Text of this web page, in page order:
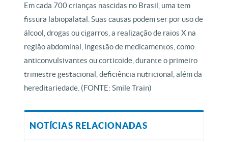
Em cada 700 crianças nascidas no Brasil, uma tem
fissura labiopalatal. Suas causas podem ser por uso de
álcool, drogas ou cigarros, a realização de raios X na
região abdominal, ingestão de medicamentos, como
anticonvulsivantes ou corticoide, durante o primeiro
trimestre gestacional, deficiência nutricional, além da
hereditariedade. (FONTE: Smile Train)
NOTÍCIAS RELACIONADAS